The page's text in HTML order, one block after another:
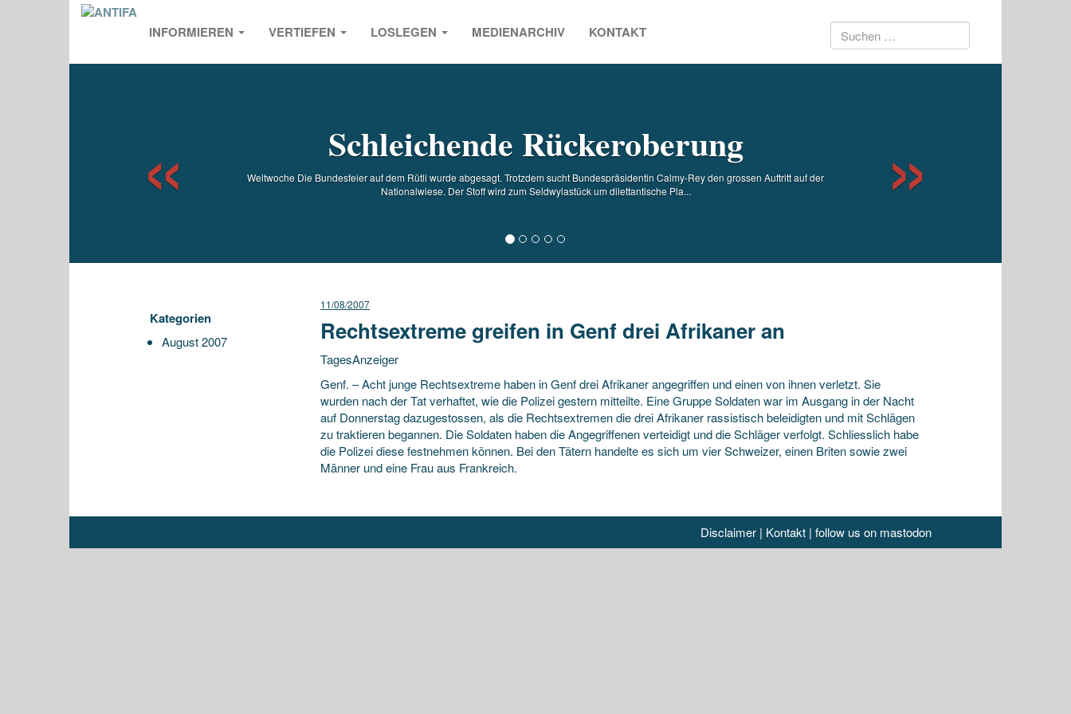
INFORMIEREN VERTIEFEN LOSLEGEN MEDIENARCHIV KONTAKT Suchen
Schleichende Rückeroberung
Weltwoche Die Bundesfeier auf dem Rütli wurde abgesagt. Trotzdem sucht Bundespräsidentin Calmy-Rey den grossen Auftritt auf der
Nationalwiese. Der Stoff wird zum Seldwylastück um dilettantische Pla...
Kategorien
August 2007
11/08/2007
Rechtsextreme greifen in Genf drei Afrikaner an
TagesAnzeiger
Genf. – Acht junge Rechtsextreme haben in Genf drei Afrikaner angegriffen und einen von ihnen verletzt. Sie
wurden nach der Tat verhaftet, wie die Polizei gestern mitteilte. Eine Gruppe Soldaten war im Ausgang in der Nacht
auf Donnerstag dazugestossen, als die Rechtsextremendie drei Afrikaner rassistisch beleidigten und mit Schlägen
zu traktieren begannen. Die Soldaten haben die Angegriffenen verteidigt und die Schläger verfolgt. Schliesslich habe
die Polizei diese festnehmen können. Bei den Tätern handelte es sich um vier Schweizer, einen Briten sowie zwei
Männer und eine Frau aus Frankreich.
Disclaimer| Kontakt| follow us on mastodon